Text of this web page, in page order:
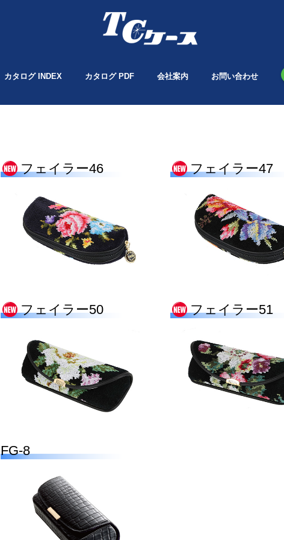
カタログ INDEX カタログ PDF 会社案内 お問い合わせ
フェイラー46 フェイラー47
フェイラー50 フェイラー51
FG-8